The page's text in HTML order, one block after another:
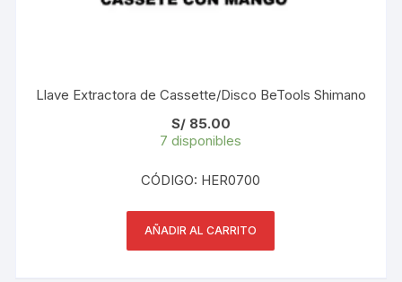
Llave Extractora de Cassette/Disco BeTools Shimano
S/85.00
7 disponibles
CÓDIGO: HER0700
AÑADIR AL CARRITO